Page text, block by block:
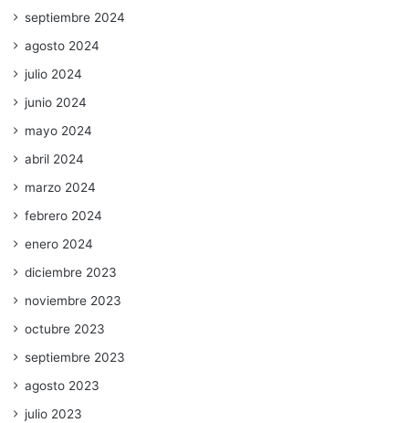
septiembre 2024
agosto 2024
julio 2024
junio 2024
mayo 2024
abril 2024
marzo 2024
febrero 2024
enero 2024
diciembre 2023
noviembre 2023
octubre 2023
septiembre 2023
agosto 2023
julio 2023